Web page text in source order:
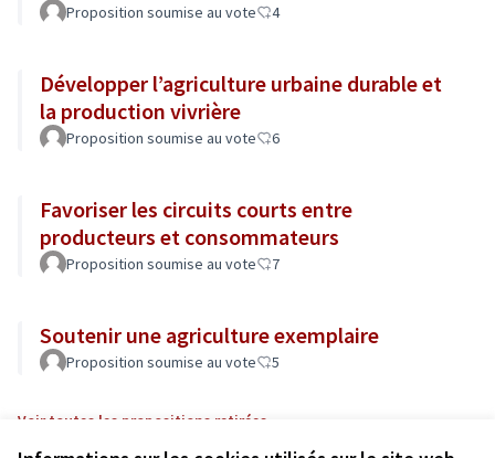
Proposition soumise au vote 4
Développer l’agriculture urbaine durable et
la production vivrière
Proposition soumise au vote 6
Favoriser les circuits courts entre
producteurs et consommateurs
Proposition soumise au vote 7
Soutenir une agriculture exemplaire
Proposition soumise au vote 5
Voir toutes les propositions retirées